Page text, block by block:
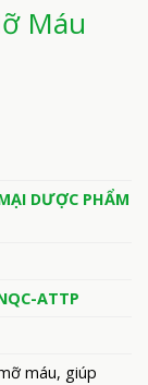
Máu
DƯỢC PHẨM
ATTP
máu, giúp